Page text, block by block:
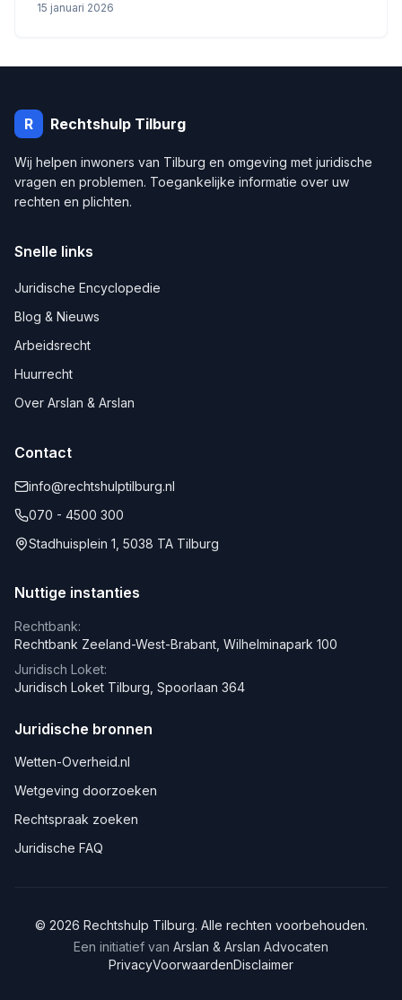
15 januari 2026
R Rechtshulp Tilburg
Wij helpen inwoners van Tilburg en omgeving met juridische
vragen en problemen. Toegankelijke informatie over uw
rechten en plichten.
Snelle links
Juridische Encyclopedie
Blog & Nieuws
Arbeidsrecht
Huurrecht
Over Arslan & Arslan
Contact
info@rechtshulptilburg.nl
070 - 4500 300
Stadhuisplein 1, 5038 TA Tilburg
Nuttige instanties
Rechtbank:
Rechtbank Zeeland-West-Brabant, Wilhelminapark 100
Juridisch Loket:
Juridisch Loket Tilburg, Spoorlaan 364
Juridische bronnen
Wetten-Overheid.nl
Wetgeving doorzoeken
Rechtspraak zoeken
Juridische FAQ
© 2026 Rechtshulp Tilburg. Alle rechten voorbehouden.
Een initiatief van Arslan & Arslan Advocaten
PrivacyVoorwaardenDisclaimer